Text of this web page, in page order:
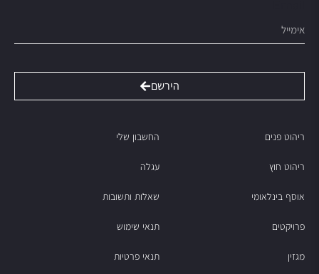
הירשם
ריהוט פנים
ריהוט חוץ
אוסף בינלאומי
פרויקטים
מגזין
החשבון שלי
עגלה
שאלות ותשובות
תנאי שימוש
תנאי פרטיות